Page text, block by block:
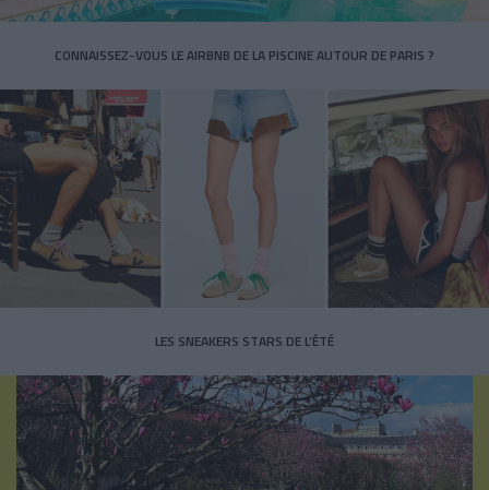
CONNAISSEZ-VOUS LE AIRBNB DE LA PISCINE AUTOUR DE PARIS ?
LES SNEAKERS STARS DE L’ÉTÉ